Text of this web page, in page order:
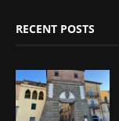
RECENT POSTS